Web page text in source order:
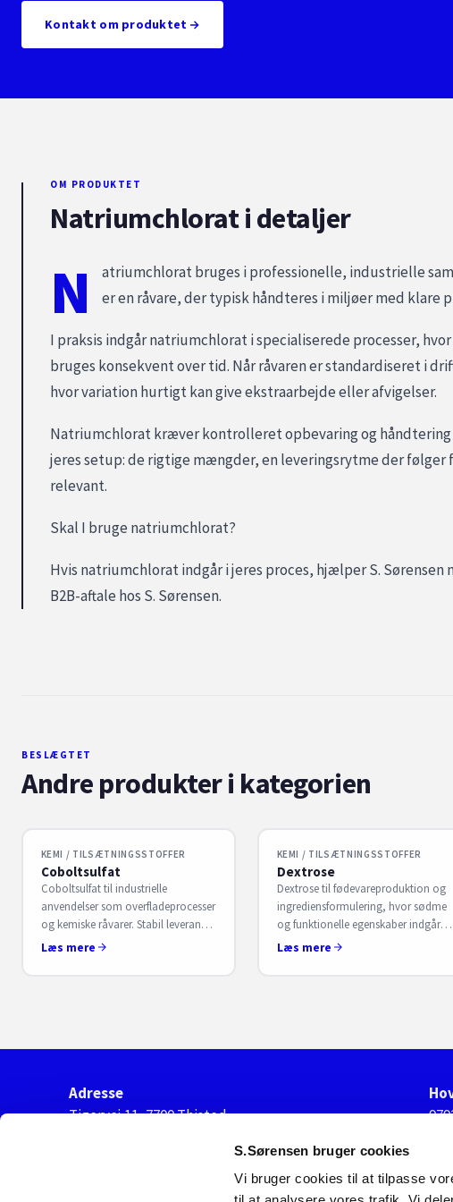
S.Sørensen bruger cookies
Vi bruger cookies til at tilpasse
Kontakt om produktet
OM PRODUKTET
Natriumchlorat i detaljer
N
atriumchlorat bruges i professionelle, industrielle
er en råvare, der typisk håndteres i miljøer med
I praksis indgår natriumchlorat i specialiserede processer,
bruges konsekvent over tid. Når råvaren er standardiseret i
hvor variation hurtigt kan give ekstraarbejde eller afvigelser.
Natriumchlorat kræver kontrolleret opbevaring og
jeres setup: de rigtige mængder, en leveringsrytme der
relevant.
Skal I bruge natriumchlorat?
Hvis natriumchlorat indgår i jeres proces, hjælper S.
B2B-aftale hos S. Sørensen.
BESLÆGTET
Andre produkter i kategorien
KEMI / TILSÆTNINGSSTOFFER
Coboltsulfat
Coboltsulfat til industrielle
anvendelser som overfladeprocesser
og kemiske råvarer. Stabil leverance
med dokumentation til drift. Få B2B-
Læs mere
KEMI / TILSÆTNINGSSTOFFER
Dextrose
Dextrose til fødevareproduktion og
ingrediensformulering, hvor sødme
og funktionelle egenskaber indgår.
Stabil kvalitet og leverance. Få B2B-
Læs mere
Adresse
Tigervej 11, 7700 Thisted